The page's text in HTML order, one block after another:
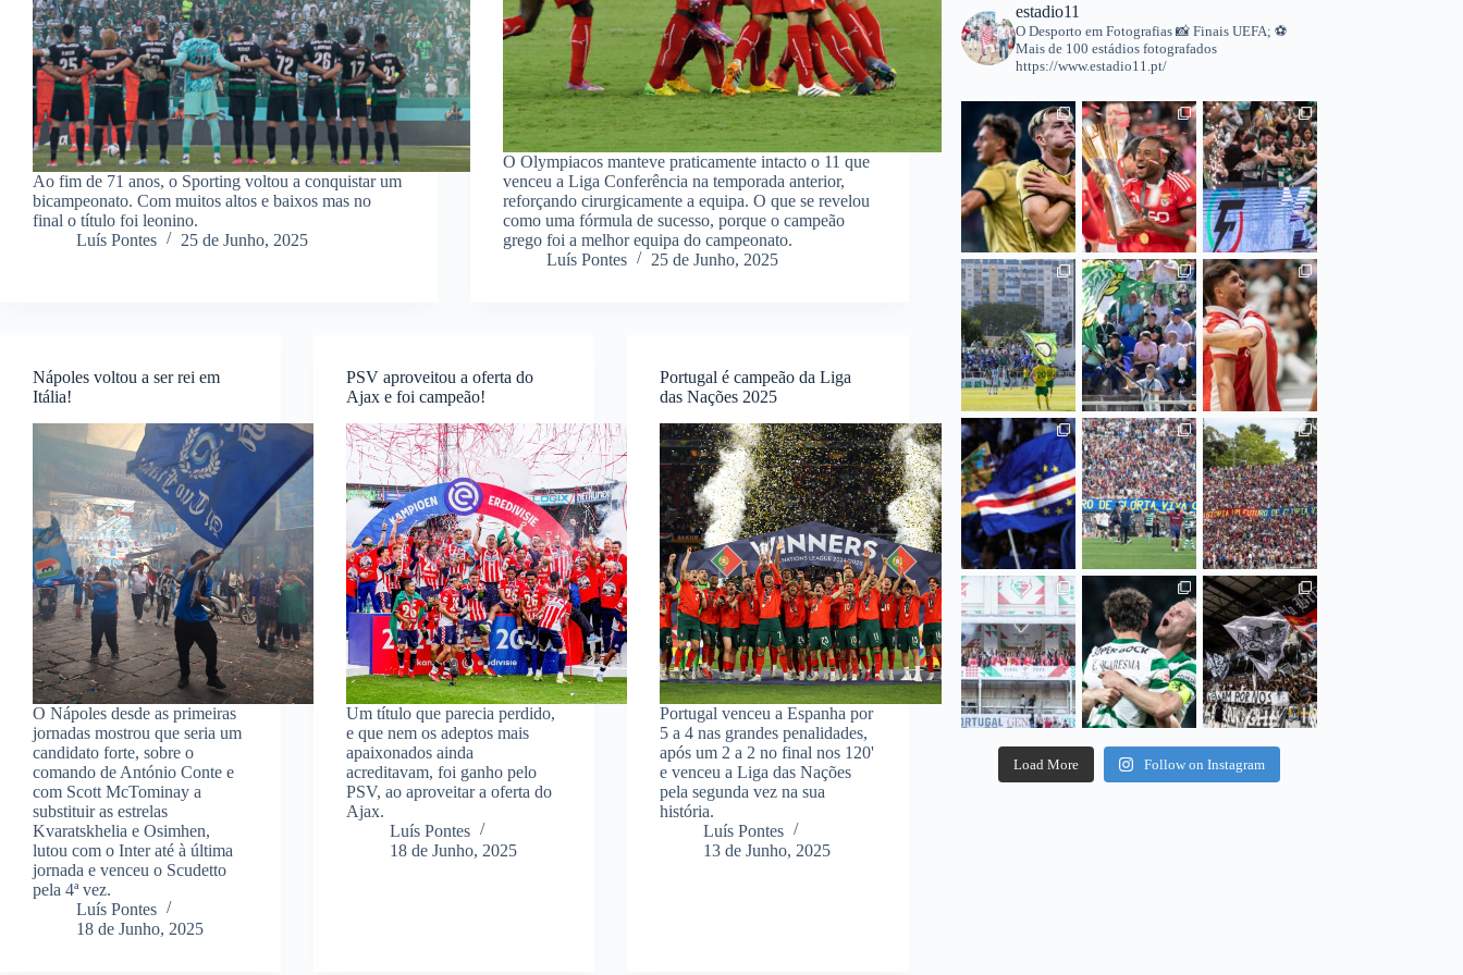
Ao fim de 71 anos, o Sporting voltou a conquistar um
bicampeonato. Com muitos altos e baixos mas no
final o título foi leonino.
Luís Pontes
25 de Junho, 2025
O Olympiacos manteve praticamente intacto o 11 que
venceu a Liga Conferência na temporada anterior,
reforçando cirurgicamente a equipa. O que se revelou
como uma fórmula de sucesso, porque o campeão
grego foi a melhor equipa do campeonato.
Luís Pontes
25 de Junho, 2025
Nápoles voltou a ser rei em
Itália!
O Nápoles desde as primeiras
jornadas mostrou que seria um
candidato forte, sobre o
comando de António Conte e
com Scott McTominay a
substituir as estrelas
Kvaratskhelia e Osimhen,
lutou com o Inter até à última
jornada e venceu o Scudetto
pela 4ª vez.
Luís Pontes
18 de Junho, 2025
PSV aproveitou a oferta do
Ajax e foi campeão!
Um título que parecia perdido,
e que nem os adeptos mais
apaixonados ainda
acreditavam, foi ganho pelo
PSV, ao aproveitar a oferta do
Ajax.
Luís Pontes
18 de Junho, 2025
Portugal é campeão da Liga
das Nações 2025
Portugal venceu a Espanha por
5 a 4 nas grandes penalidades,
após um 2 a 2 no final nos 120'
e venceu a Liga das Nações
pela segunda vez na sua
história.
Luís Pontes
13 de Junho, 2025
estadio11
O Desporto em Fotografias 📸 Finais UEFA; ⚽️
Mais de 100 estádios fotografados
https://www.estadio11.pt/
Load More Follow on Instagram